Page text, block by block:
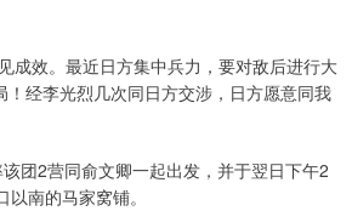
成效。最近日方集中兵力，要对敌后进行大
！经李光烈几次同日方交涉，日方愿意同我
团2营同俞文卿一起出发，并于翌日下午2
南的马家窝铺。